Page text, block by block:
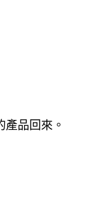
品回來。